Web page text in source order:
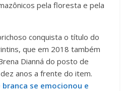
pela floresta e pela
conquista o título do
que em 2018 também
Dianná do posto de
anos a frente do item.
se emocionou e